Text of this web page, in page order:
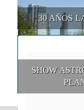
30 AÑOS
SHOW